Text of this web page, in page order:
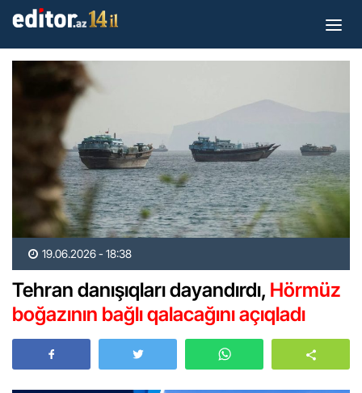
19.06.2026 - 18:38
Tehran danışıqları dayandırdı, Hörmüz
boğazının bağlı qalacağını açıqladı